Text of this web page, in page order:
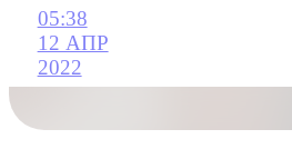
05:38
12 АПР
2022